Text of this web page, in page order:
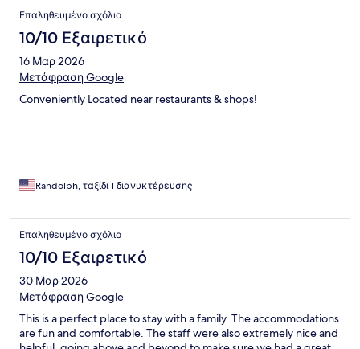
Επαληθευμένο σχόλιο
10/10 Εξαιρετικό
16 Μαρ 2026
Μετάφραση Google
Conveniently Located near restaurants & shops!
Randolph, ταξίδι 1 διανυκτέρευσης
Επαληθευμένο σχόλιο
10/10 Εξαιρετικό
30 Μαρ 2026
Μετάφραση Google
This is a perfect place to stay with a family. The accommodations
are fun and comfortable. The staff were also extremely nice and